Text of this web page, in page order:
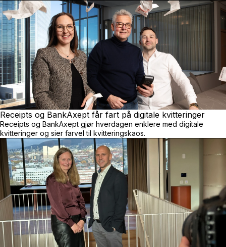
Receipts og BankAxept får fart på digitale kvitteringer
Receipts og BankAxept gjør hverdagen enklere med digitale
kvitteringer og sier farvel til kvitteringskaos.